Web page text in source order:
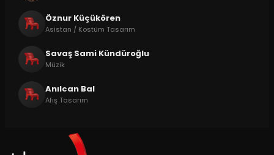
Öznur Küçükören
Asistan / Kostüm Tasarım
Savaş Sami Kündüroğlu
Müzik
Anılcan Bal
Afiş Tasarım